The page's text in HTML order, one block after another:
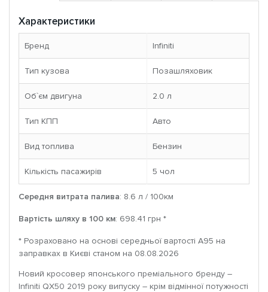
Характеристики
Бренд Infiniti
Тип кузова Позашляховик
Об`єм двигуна 2.0 л
Тип КПП Авто
Вид топлива Бензин
Кількість пасажирів 5 чoл
Середня витрата палива: 8.6 л / 100км
Вартість шляху в 100 км: 698.41 грн *
* Розраховано на основі середньої вартості A95 на
заправках в Києві станом на 08.08.2026
Новий кросовер японського преміального бренду –
Infiniti QX50 2019 року випуску – крім відмінної потужності